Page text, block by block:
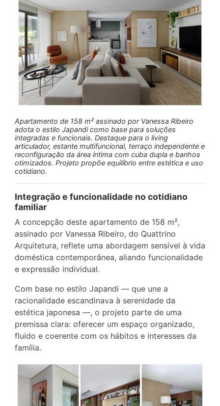
Apartamento de 158 m² assinado por Vanessa Ribeiro
adota o estilo Japandi como base para soluções
integradas e funcionais. Destaque para o living
articulador, estante multifuncional, terraço independente e
reconfiguração da área íntima com cuba dupla e banhos
otimizados. Projeto propõe equilíbrio entre estética e uso
cotidiano.
Integração e funcionalidade no cotidiano
familiar
A concepção deste apartamento de 158 m²,
assinado por Vanessa Ribeiro, do Quattrino
Arquitetura, reflete uma abordagem sensível à vida
doméstica contemporânea, aliando funcionalidade
e expressão individual.
Com base no estilo Japandi — que une a
racionalidade escandinava à serenidade da
estética japonesa —, o projeto parte de uma
premissa clara: oferecer um espaço organizado,
fluido e coerente com os hábitos e interesses da
família.